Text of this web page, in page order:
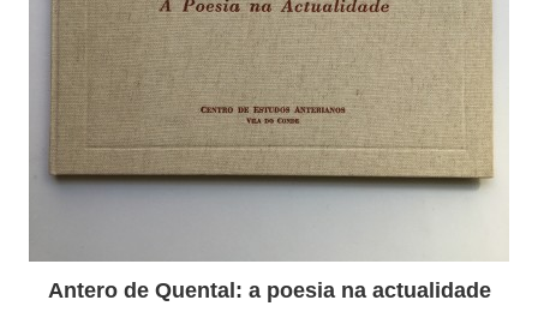
Antero de Quental: a poesia na actualidade